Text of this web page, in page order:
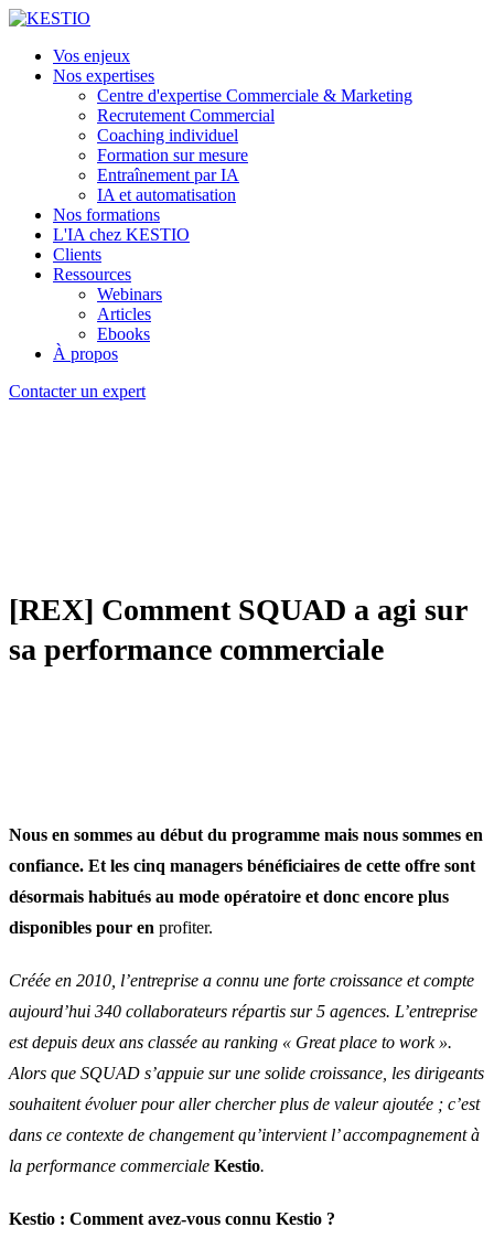
Vos enjeux
Nos expertises
Centre d'expertise Commerciale & Marketing
Recrutement Commercial
Coaching individuel
Formation sur mesure
Entraînement par IA
IA et automatisation
Nos formations
L'IA chez KESTIO
Clients
Ressources
Webinars
Articles
Ebooks
À propos
Contacter un expert
[REX] Comment SQUAD a agi sur
sa performance commerciale
Nous en sommes au début du programme mais nous sommes en
confiance. Et les cinq managers bénéficiaires de cette offre sont
désormais habitués au mode opératoire et donc encore plus
disponibles pour en profiter.
Créée en 2010, l’entreprise a connu une forte croissance et compte
aujourd’hui 340 collaborateurs répartis sur 5 agences. L’entreprise
est depuis deux ans classée au ranking « Great place to work ».
Alors que SQUAD s’appuie sur une solide croissance, les dirigeants
souhaitent évoluer pour aller chercher plus de valeur ajoutée ; c’est
dans ce contexte de changement qu’intervient l’ accompagnement à
la performance commerciale Kestio.
Kestio : Comment avez-vous connu Kestio ?